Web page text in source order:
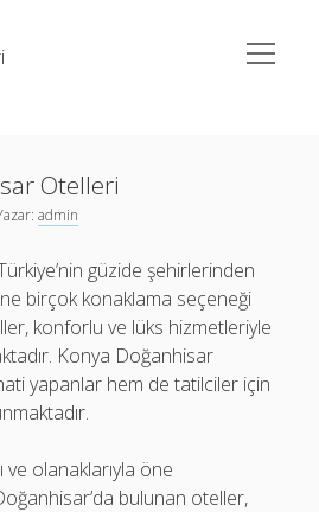
menüyü
aç
Bedava
Bedava
Hilesi Bedava
Otelleri
admin
güzide şehirlerinden
birçok konaklama seçeneği
konforlu ve lüks hizmetleriyle
Konya Doğanhisar
yapanlar hem de tatilciler için
olanaklarıyla öne
bulunan oteller,